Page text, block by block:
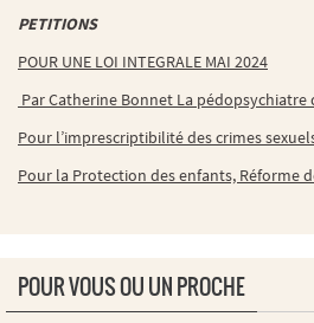
PETITIONS
POUR UNE LOI INTEGRALE MAI 2024
Par Catherine Bonnet La pédopsychiatre
Pour l’imprescriptibilité des crimes
Pour la Protection des enfants, Réforme
POUR VOUS OU UN PROCHE